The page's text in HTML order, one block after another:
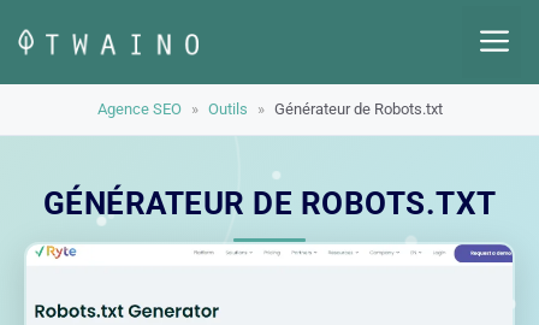
au
contenu
Agence SEO » Outils » Générateur de Robots.txt
GÉNÉRATEUR DE ROBOTS.TXT